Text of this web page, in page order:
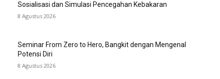
Sosialisasi dan Simulasi Pencegahan Kebakaran
8 Agustus 2026
Seminar From Zero to Hero, Bangkit dengan Mengenal
Potensi Diri
8 Agustus 2026